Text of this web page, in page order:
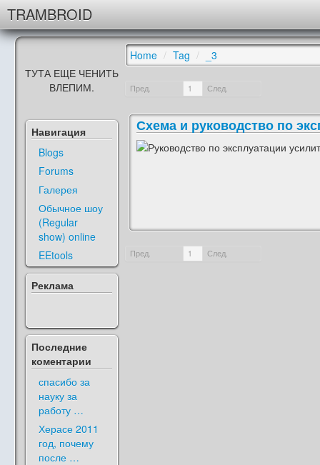
TRAMBROID
ТУТА ЕЩЕ ЧЕНИТЬ
ВЛЕПИМ.
Навигация
Blogs
Forums
Галерея
Обычное шоу
(Regular
show) online
EEtools
Реклама
Последние
коментарии
спасибо за
науку за
работу …
Херасе 2011
год, почему
после …
Home / Tag / _3
Пред. 1 След.
Схема и руководство по
Пред. 1 След.